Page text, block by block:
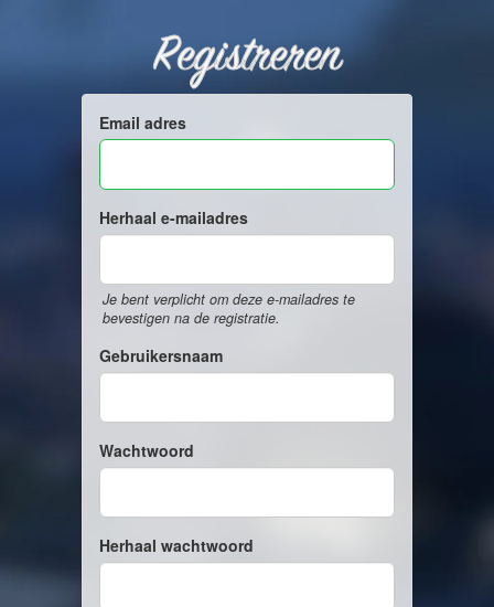
Registreren
Email adres
Herhaal e-mailadres
Je bent verplicht om deze e-mailadres te
bevestigen na de registratie.
Gebruikersnaam
Wachtwoord
Herhaal wachtwoord